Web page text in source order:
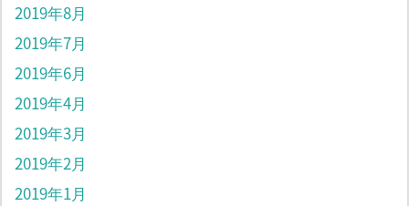
2019年8月
2019年7月
2019年6月
2019年4月
2019年3月
2019年2月
2019年1月